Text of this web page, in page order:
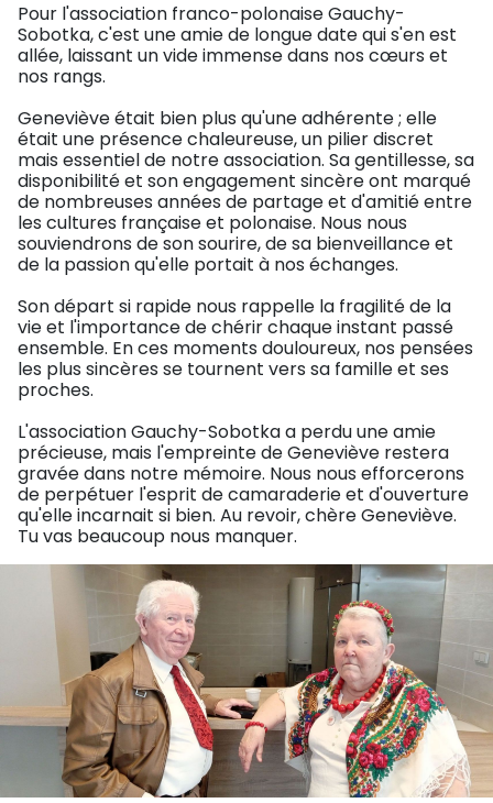
Pour l'association franco-polonaise Gauchy-
Sobotka, c'est une amie de longue date qui s'en est
allée, laissant un vide immense dans nos cœurs et
nos rangs.
Geneviève était bien plus qu'une adhérente ; elle
était une présence chaleureuse, un pilier discret
mais essentiel de notre association. Sa gentillesse, sa
disponibilité et son engagement sincère ont marqué
de nombreuses années de partage et d'amitié entre
les cultures française et polonaise. Nous nous
souviendrons de son sourire, de sa bienveillance et
de la passion qu'elle portait à nos échanges.
Son départ si rapide nous rappelle la fragilité de la
vie et l'importance de chérir chaque instant passé
ensemble. En ces moments douloureux, nos pensées
les plus sincères se tournent vers sa famille et ses
proches.
L'association Gauchy-Sobotka a perdu une amie
précieuse, mais l'empreinte de Geneviève restera
gravée dans notre mémoire. Nous nous efforcerons
de perpétuer l'esprit de camaraderie et d'ouverture
qu'elle incarnait si bien. Au revoir, chère Geneviève.
Tu vas beaucoup nous manquer.